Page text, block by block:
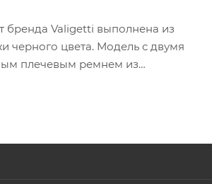
бренда Valigetti выполнена из
черного цвета. Модель с двумя
плечевым ремнем из